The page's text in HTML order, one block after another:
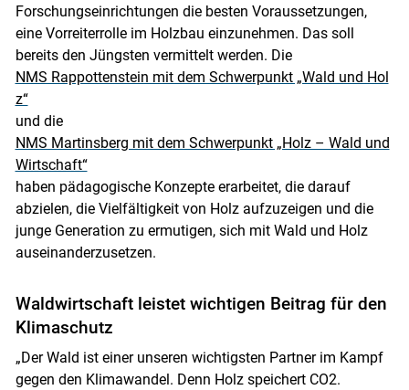
Forschungseinrichtungen die besten Voraussetzungen,
eine Vorreiterrolle im Holzbau einzunehmen. Das soll
bereits den Jüngsten vermittelt werden. Die
NMS Rappottenstein mit dem Schwerpunkt „Wald und Hol
z“
und die
NMS Martinsberg mit dem Schwerpunkt „Holz – Wald und
Wirtschaft“
haben pädagogische Konzepte erarbeitet, die darauf
abzielen, die Vielfältigkeit von Holz aufzuzeigen und die
junge Generation zu ermutigen, sich mit Wald und Holz
auseinanderzusetzen.
Waldwirtschaft leistet wichtigen Beitrag für den
Klimaschutz
„Der Wald ist einer unseren wichtigsten Partner im Kampf
gegen den Klimawandel. Denn Holz speichert CO2.